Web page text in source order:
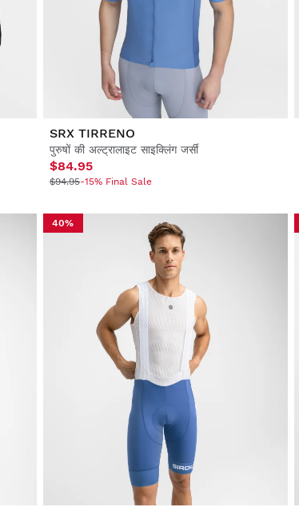
SRX TIRRENO
पुरुषों की अल्ट्रालाइट साइक्लिंग जर्सी
$84.95
$94.95-15% Final Sale
40%